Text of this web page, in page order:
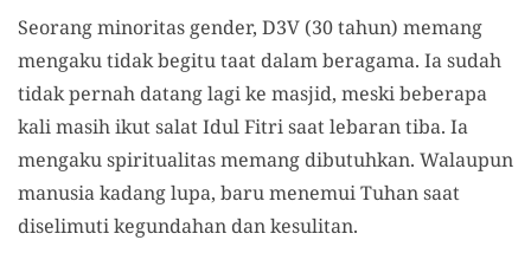
Seorang minoritas gender, D3V (30 tahun) memang
mengaku tidak begitu taat dalam beragama. Ia sudah
tidak pernah datang lagi ke masjid, meski beberapa
kali masih ikut salat Idul Fitri saat lebaran tiba. Ia
mengaku spiritualitas memang dibutuhkan. Walaupun
manusia kadang lupa, baru menemui Tuhan saat
diselimuti kegundahan dan kesulitan.